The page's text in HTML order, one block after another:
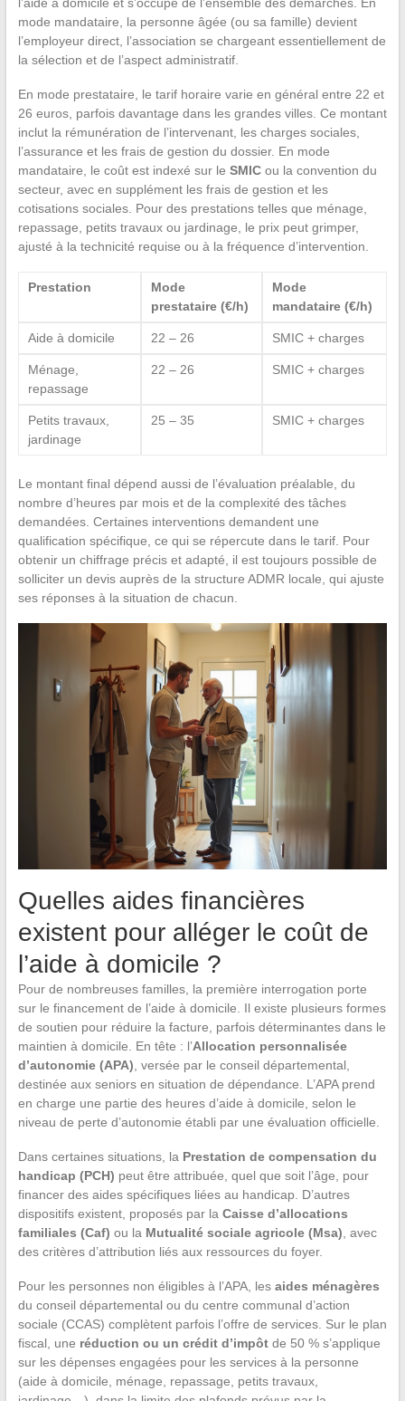
mode mandataire, la personne âgée (ou sa famille) devient
l’employeur direct, l’association se chargeant essentiellement de
la sélection et de l’aspect administratif.
En mode prestataire, le tarif horaire varie en général entre 22 et
26 euros, parfois davantage dans les grandes villes. Ce montant
inclut la rémunération de l’intervenant, les charges sociales,
l’assurance et les frais de gestion du dossier. En mode
mandataire, le coût est indexé sur le SMICou la convention du
secteur, avec en supplément les frais de gestion et les
cotisations sociales. Pour des prestations telles que ménage,
repassage, petits travaux ou jardinage, le prix peut grimper,
ajusté à la technicité requise ou à la fréquence d’intervention.
Prestation
Mode
prestataire (€/h)
Mode
mandataire (€/h)
Aide à domicile 22 – 26 SMIC + charges
Ménage,
repassage
22 – 26 SMIC + charges
Petits travaux,
jardinage
25 – 35 SMIC + charges
Le montant final dépend aussi de l’évaluation préalable, du
nombre d’heures par mois et de la complexité des tâches
demandées. Certaines interventions demandent une
qualification spécifique, ce qui se répercute dans le tarif. Pour
obtenir un chiffrage précis et adapté, il est toujours possible de
solliciter un devis auprès de la structure ADMR locale, qui ajuste
ses réponses à la situation de chacun.
Quelles aides financières
existent pour alléger le coût de
l’aide à domicile ?
Pour de nombreuses familles, la première interrogation porte
sur le financement de l’aide à domicile. Il existe plusieurs formes
de soutien pour réduire la facture, parfois déterminantes dans le
maintien à domicile. En tête : l’Allocation personnalisée
d’autonomie (APA) , versée par le conseil départemental,
destinée aux seniors en situation de dépendance. L’APA prend
en charge une partie des heures d’aide à domicile, selon le
niveau de perte d’autonomie établi par une évaluation officielle.
Dans certaines situations, la Prestation de compensation du
handicap (PCH) peut être attribuée, quel que soit l’âge, pour
financer des aides spécifiques liées au handicap. D’autres
dispositifs existent, proposés par la Caisse d’allocations
familiales (Caf) ou la Mutualité sociale agricole (Msa) , avec
des critères d’attribution liés aux ressources du foyer.
Pour les personnes non éligibles à l’APA, les aides ménagères
du conseil départemental ou du centre communal d’action
sociale (CCAS) complètent parfois l’offre de services. Sur le plan
fiscal, une réduction ou un crédit d’impôtde 50 % s’applique
sur les dépenses engagées pour les services à la personne
(aide à domicile, ménage, repassage, petits travaux,